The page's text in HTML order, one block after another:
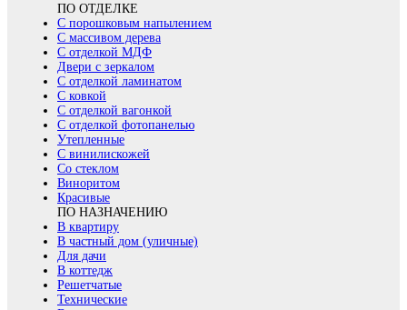
ПО ОТДЕЛКЕ
С порошковым напылением
С массивом дерева
С отделкой МДФ
Двери с зеркалом
С отделкой ламинатом
С ковкой
С отделкой вагонкой
С отделкой фотопанелью
Утепленные
С винилискожей
Со стеклом
Виноритом
Красивые
ПО НАЗНАЧЕНИЮ
В квартиру
В частный дом (уличные)
Для дачи
В коттедж
Решетчатые
Технические